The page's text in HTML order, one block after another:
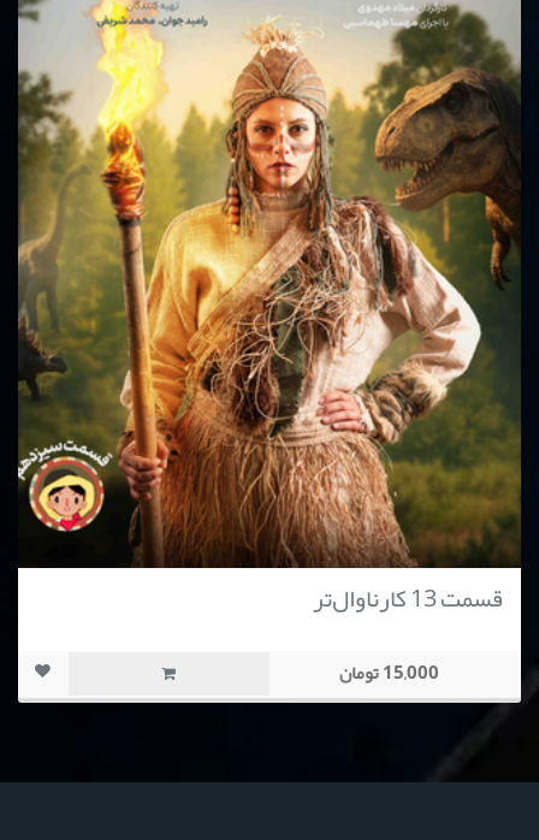
قسمت 13 کارناوال‌تر
15,000 تومان